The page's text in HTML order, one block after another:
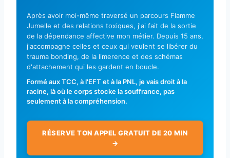
Après avoir moi-même traversé un parcours Flamme
Jumelle et des relations toxiques, j'ai fait de la sortie
de la dépendance affective mon métier. Depuis 15 ans,
j'accompagne celles et ceux qui veulent se libérer du
trauma bonding, de la limerence et des schémas
d'attachement qui les gardent en boucle.
Formé aux TCC, à l'EFT et à la PNL, je vais droit à la
racine, là où le corps stocke la souffrance, pas
seulement à la compréhension.
RÉSERVE TON APPEL GRATUIT DE 20 MIN
→